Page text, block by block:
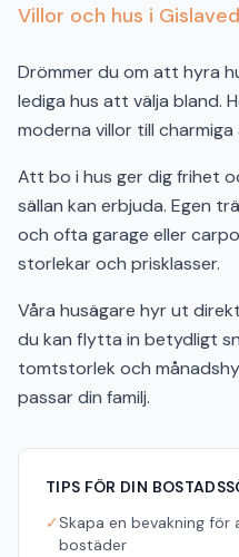
Villor och hus i
Drömmer du om att hyra
lediga hus att välja bland.
moderna villor till
Att bo i hus ger dig frihet
sällan kan erbjuda. Egen
och ofta garage eller
storlekar och prisklasser.
Våra husägare hyr ut
du kan flytta in betydligt
tomtstorlek och
passar din familj.
TIPS FÖR DIN
✓Skapa en bevakning
bostäder